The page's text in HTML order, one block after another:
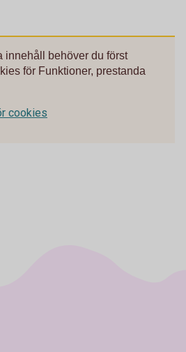
innehåll behöver du först
för Funktioner, prestanda
cookies